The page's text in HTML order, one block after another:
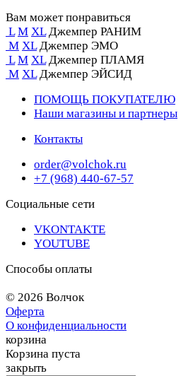
Вам может понравиться
L M XL Джемпер РАНИМ
M XL Джемпер ЭМО
L M XL Джемпер ПЛАМЯ
M XL Джемпер ЭЙСИД
ПОМОЩЬ ПОКУПАТЕЛЮ
Наши магазины и партнеры
Контакты
order@volchok.ru
+7 (968) 440-67-57
Социальные сети
VKONTAKTE
YOUTUBE
Способы оплаты
© 2026 Волчок
Оферта
О конфиденциальности
корзина
Корзина пуста
закрыть